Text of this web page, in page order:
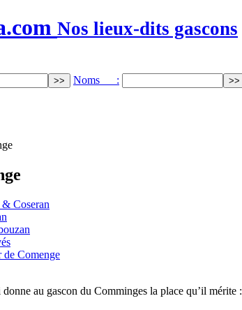
Nos lieux-dits gascons
Noms :
Coseran
de Comenge
au gascon du Comminges la place qu’il mérite :